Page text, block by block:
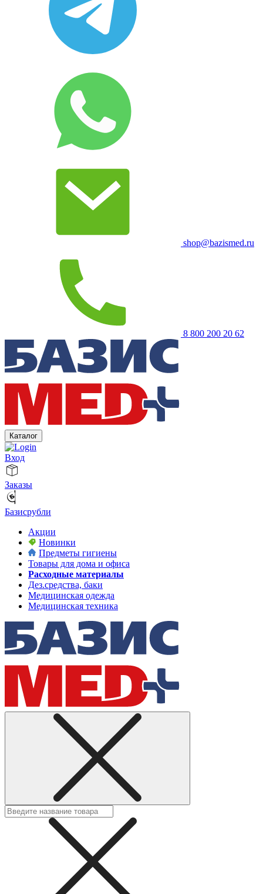
shop@bazismed.ru
8 800 200 20 62
Каталог
Вход
Заказы
Базисрубли
Акции
Новинки
Предметы гигиены
Товары для дома и офиса
Расходные материалы
Дез.средства, баки
Медицинская одежда
Медицинская техника